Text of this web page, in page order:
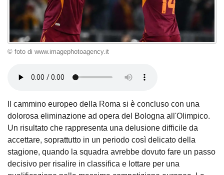
© foto di www.imagephotoagency.it
Il cammino europeo della Roma si è concluso con una
dolorosa eliminazione ad opera del Bologna all'Olimpico.
Un risultato che rappresenta una delusione difficile da
accettare, soprattutto in un periodo così delicato della
stagione, quando la squadra avrebbe dovuto fare un passo
decisivo per risalire in classifica e lottare per una